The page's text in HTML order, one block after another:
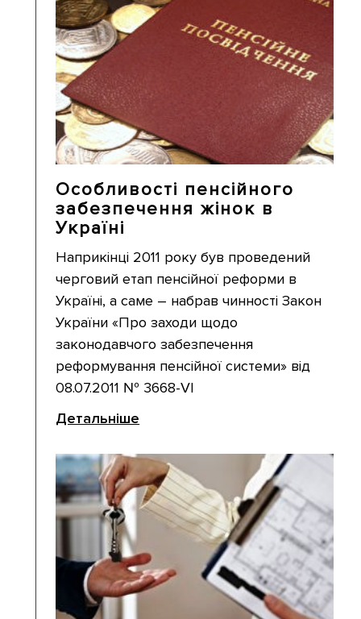
Особливості пенсійного
забезпечення жінок в
Україні
Наприкінці 2011 року був проведений
черговий етап пенсійної реформи в
Україні, а саме – набрав чинності Закон
України «Про заходи щодо
законодавчого забезпечення
реформування пенсійної системи» від
08.07.2011 № 3668-VI
Детальніше